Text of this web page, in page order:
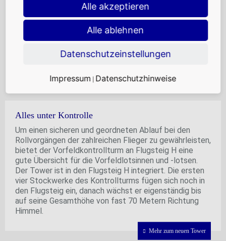
Alles unter Kontrolle
Um einen sicheren und geordneten Ablauf bei den
Rollvorgängen der zahlreichen Flieger zu gewährleisten,
bietet der Vorfeldkontrollturm an Flugsteig H eine
gute Übersicht für die Vorfeldlotsinnen und -lotsen.
Der Tower ist in den Flugsteig H integriert. Die ersten
vier Stockwerke des Kontrollturms fügen sich noch in
den Flugsteig ein, danach wächst er eigenständig bis
auf seine Gesamthöhe von fast 70 Metern Richtung
Himmel.
Mehr zum neuen Tower
Alle akzeptieren
Alle ablehnen
Datenschutzeinstellungen
Impressum Datenschutzhinweise